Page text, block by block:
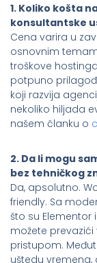
1. Koliko košta
konsultantske
Cena varira u
osnovnim
troškove
potpuno
koji razvija
nekoliko hiljada
našem članku o
2. Da li mogu
bez tehničkog
Da, apsolutno.
friendly. Sa
što su
možete
pristupom.
uštedu